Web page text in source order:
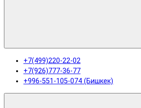
+7(499)220-22-02
+7(926)777-36-77
+996-551-105-074 (Бишкек)